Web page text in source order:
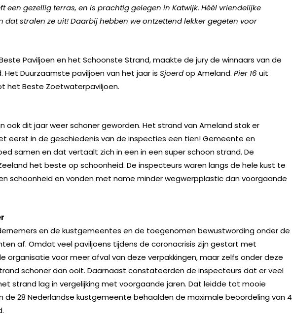
een gezellig terras, en is prachtig gelegen in Katwijk. Héél vriendelijke
dat stralen ze uit! Daarbij hebben we ontzettend lekker gegeten voor
Paviljoen en het Schoonste Strand, maakte de jury de winnaars van de
Het Duurzaamste paviljoen van het jaar is Sjoerdop Ameland. Pier 16 uit
het Beste Zoetwaterpaviljoen.
ook dit jaar weer schoner geworden. Het strand van Ameland stak er
eerst in de geschiedenis van de inspecties een tien! Gemeente en
samen en dat vertaalt zich in een in een super schoon strand. De
het beste op schoonheid. De inspecteurs waren langs de hele kust te
schoonheid en vonden met name minder wegwerpplastic dan voorgaande
en de kustgemeentes en de toegenomen bewustwording onder de
af. Omdat veel paviljoens tijdens de coronacrisis zijn gestart met
organisatie voor meer afval van deze verpakkingen, maar zelfs onder deze
schoner dan ooit. Daarnaast constateerden de inspecteurs dat er veel
strand lag in vergelijking met voorgaande jaren. Dat leidde tot mooie
de 28 Nederlandse kustgemeente behaalden de maximale beoordeling van 4